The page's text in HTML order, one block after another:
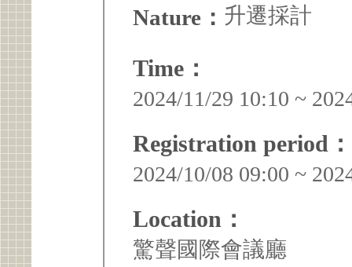
Nature： 升遷採計
Time：
2024/11/29 10:10 ~
Registration period：
2024/10/08 09:00 ~
Location：
驚聲國際會議廳